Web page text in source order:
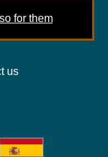
for them
us